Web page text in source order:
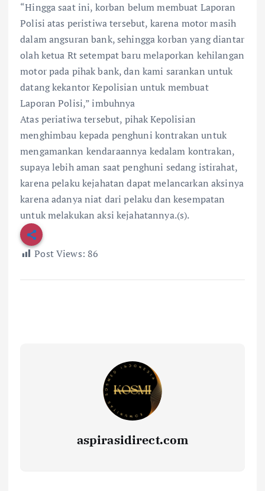
“Hingga saat ini, korban belum membuat Laporan
Polisi atas peristiwa tersebut, karena motor masih
dalam angsuran bank, sehingga korban yang diantar
olah ketua Rt setempat baru melaporkan kehilangan
motor pada pihak bank, dan kami sarankan untuk
datang kekantor Kepolisian untuk membuat
Laporan Polisi,” imbuhnya
Atas periatiwa tersebut, pihak Kepolisian
menghimbau kepada penghuni kontrakan untuk
mengamankan kendaraannya kedalam kontrakan,
supaya lebih aman saat penghuni sedang istirahat,
karena pelaku kejahatan dapat melancarkan aksinya
karena adanya niat dari pelaku dan kesempatan
untuk melakukan aksi kejahatannya.(s).
Post Views: 86
aspirasidirect.com